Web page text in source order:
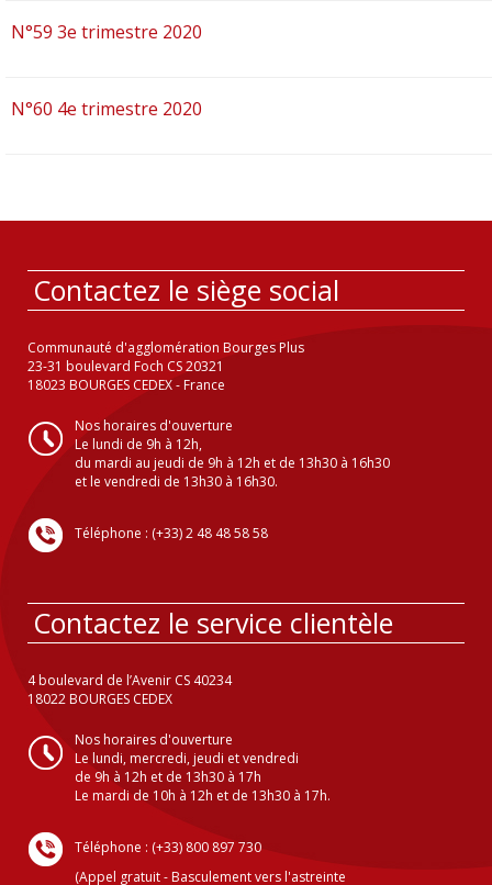
N°59 3e trimestre 2020
N°60 4e trimestre 2020
Contactez le siège social
Communauté d'agglomération Bourges Plus
23-31 boulevard Foch CS 20321
18023 BOURGES CEDEX - France
Nos horaires d'ouverture
Le lundi de 9h à 12h,
du mardi au jeudi de 9h à 12h et de 13h30 à 16h30
et le vendredi de 13h30 à 16h30.
Téléphone : (+33) 2 48 48 58 58
Contactez le service clientèle
4 boulevard de l’Avenir CS 40234
18022 BOURGES CEDEX
Nos horaires d'ouverture
Le lundi, mercredi, jeudi et vendredi
de 9h à 12h et de 13h30 à 17h
Le mardi de 10h à 12h et de 13h30 à 17h.
Téléphone : (+33) 800 897 730
(Appel gratuit - Basculement vers l'astreinte